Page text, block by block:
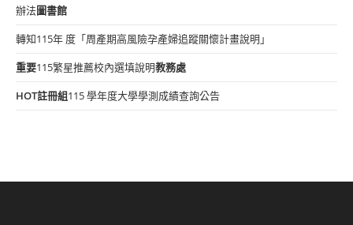
辦法圖書館
轉知115年 度「周產期高風險孕產婦追蹤關懷計畫說明」
重要115繁星推薦校內選填說明教務處
HOT註冊組115 學年度大學學測成績查詢公告